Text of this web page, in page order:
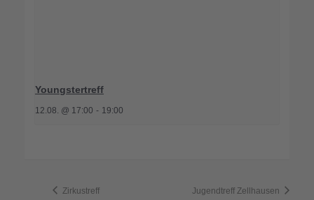
Youngstertreff
12.08. @ 17:00 - 19:00
Zirkustreff Jugendtreff Zellhausen